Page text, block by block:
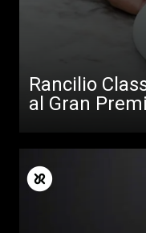
Rancilio
al Gran